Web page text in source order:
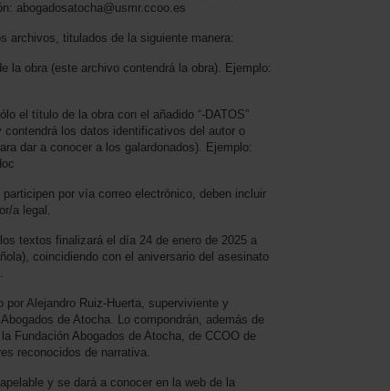
abogadosatocha@usmr.ccoo.es
archivos, titulados de la siguiente manera:
la obra (este archivo contendrá la obra). Ejemplo:
el título de la obra con el añadido “-DATOS”
los datos identificativos del autor o
dar a conocer a los galardonados). Ejemplo:
por vía correo electrónico, deben incluir
a legal.
textos finalizará el día 24 de enero de 2025 a
coincidiendo con el aniversario del asesinato
por Alejandro Ruiz-Huerta, superviviente y
de Atocha. Lo compondrán, además de
Fundación Abogados de Atocha, de CCOO de
reconocidos de narrativa.
y se dará a conocer en la web de la